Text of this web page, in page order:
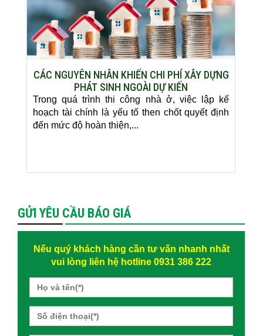
CÁC NGUYÊN NHÂN KHIẾN CHI PHÍ XÂY DỰNG
PHÁT SINH NGOÀI DỰ KIẾN
Trong quá trình thi công nhà ở, việc lập kế
hoạch tài chính là yếu tố then chốt quyết định
đến mức độ hoàn thiện,...
GỬI YÊU CẦU BÁO GIÁ
Nếu quý khách hàng cần tư vấn nhanh nhất
vui lòng liên hệ hotline 0931 386 222